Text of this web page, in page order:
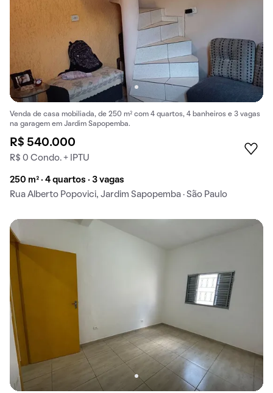
Venda de casa mobiliada, de 250 m² com 4 quartos, 4 banheiros e 3 vagas
na garagem em Jardim Sapopemba.
R$ 540.000
R$ 0 Condo. + IPTU
250 m² · 4 quartos · 3 vagas
Rua Alberto Popovici, Jardim Sapopemba · São Paulo